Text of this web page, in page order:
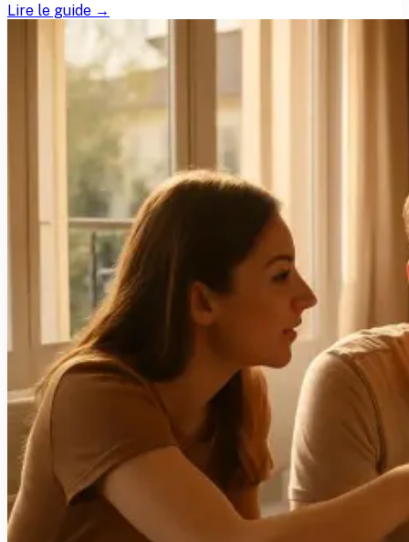
Lire le guide →